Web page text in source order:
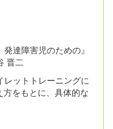
達障害児のための』
晋二
レットトレーニングに
をもとに、具体的な